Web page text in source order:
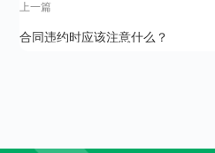
上一篇
合同违约时应该注意什么？